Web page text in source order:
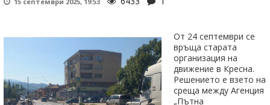
От 24 септември се
връща старата
организация на
движение в Кресна.
Решението е взето на
среща между Агенция
„Пътна